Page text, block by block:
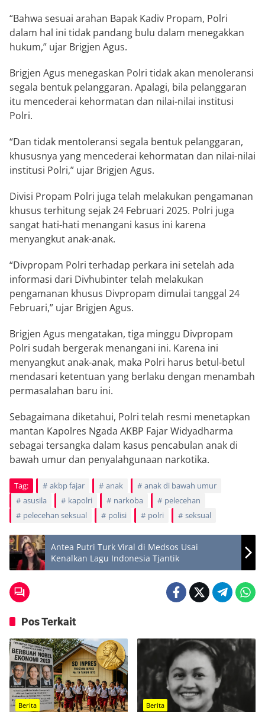
“Bahwa sesuai arahan Bapak Kadiv Propam, Polri
dalam hal ini tidak pandang bulu dalam menegakkan
hukum,” ujar Brigjen Agus.
Brigjen Agus menegaskan Polri tidak akan menoleransi
segala bentuk pelanggaran. Apalagi, bila pelanggaran
itu mencederai kehormatan dan nilai-nilai institusi
Polri.
“Dan tidak mentoleransi segala bentuk pelanggaran,
khususnya yang mencederai kehormatan dan nilai-nilai
institusi Polri,” ujar Brigjen Agus.
Divisi Propam Polri juga telah melakukan pengamanan
khusus terhitung sejak 24 Februari 2025. Polri juga
sangat hati-hati menangani kasus ini karena
menyangkut anak-anak.
“Divpropam Polri terhadap perkara ini setelah ada
informasi dari Divhubinter telah melakukan
pengamanan khusus Divpropam dimulai tanggal 24
Februari,” ujar Brigjen Agus.
Brigjen Agus mengatakan, tiga minggu Divpropam
Polri sudah bergerak menangani ini. Karena ini
menyangkut anak-anak, maka Polri harus betul-betul
mendasari ketentuan yang berlaku dengan menambah
permasalahan baru ini.
Sebagaimana diketahui, Polri telah resmi menetapkan
mantan Kapolres Ngada AKBP Fajar Widyadharma
sebagai tersangka dalam kasus pencabulan anak di
bawah umur dan penyalahgunaan narkotika.
Tag: akbp fajar anak
anak di bawah umur
asusila
kapolri narkoba
pelecehan
pelecehan seksual
polisi polri seksual
Antea Putri Turk Viral di Medsos Usai
Kenalkan Lagu Indonesia Tjantik
Pos Terkait
Berita Berita